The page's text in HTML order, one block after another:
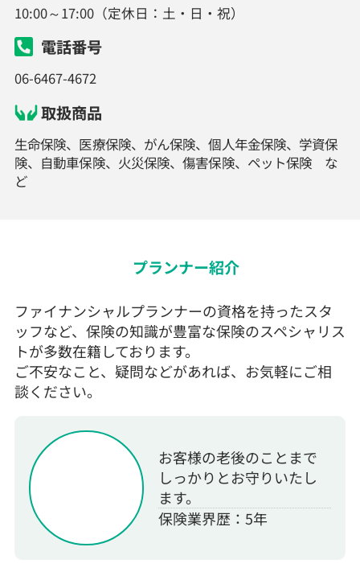
10:00～17:00（定休日：土・日・祝）
電話番号
06-6467-4672
取扱商品
生命保険、医療保険、がん保険、個人年金保険、学資保
険、自動車保険、火災保険、傷害保険、ペット保険 な
ど
プランナー紹介
ファイナンシャルプランナーの資格を持ったスタ
ッフなど、保険の知識が豊富な保険のスペシャリス
トが多数在籍しております。
ご不安なこと、疑問などがあれば、お気軽にご相
談ください。
お客様の老後のことまで
しっかりとお守りいたし
ます。
保険業界歴：5年